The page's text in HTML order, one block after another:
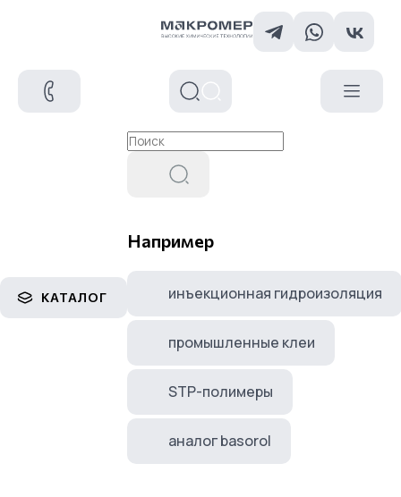
КАТАЛОГ
Например
инъекционная гидроизоляция
промышленные клеи
STP-полимеры
аналог basorol